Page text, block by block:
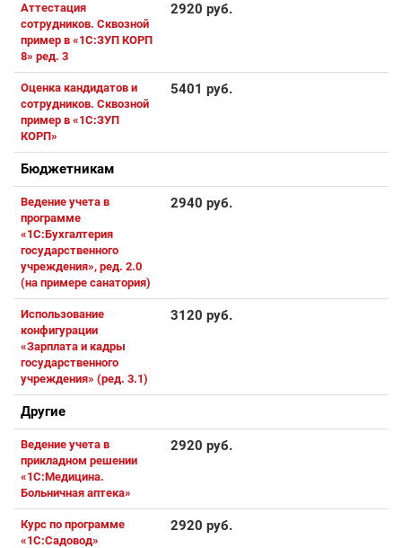
Аттестация
сотрудников. Сквозной
пример в «1С:ЗУП КОРП
8» ред. 3
2920 руб.
Оценка кандидатов и
сотрудников. Сквозной
пример в «1С:ЗУП
КОРП»
5401 руб.
Бюджетникам
Ведение учета в
программе
«1С:Бухгалтерия
государственного
учреждения», ред. 2.0
(на примере санатория)
2940 руб.
Использование
конфигурации
«Зарплата и кадры
государственного
учреждения» (ред. 3.1)
3120 руб.
Другие
Ведение учета в
прикладном решении
«1С:Медицина.
Больничная аптека»
2920 руб.
Курс по программе
«1С:Садовод»
2920 руб.